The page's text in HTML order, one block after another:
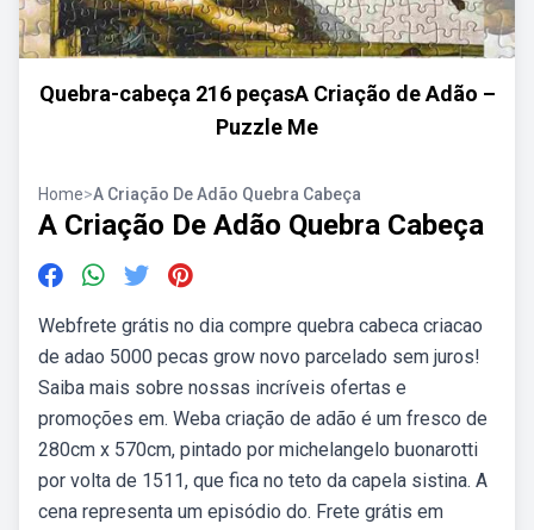
Quebra-cabeça 216 peçasA Criação de Adão –
Puzzle Me
Home>A Criação De Adão Quebra Cabeça
A Criação De Adão Quebra Cabeça
Webfrete grátis no dia compre quebra cabeca criacao
de adao 5000 pecas grow novo parcelado sem juros!
Saiba mais sobre nossas incríveis ofertas e
promoções em. Weba criação de adão é um fresco de
280cm x 570cm, pintado por michelangelo buonarotti
por volta de 1511, que fica no teto da capela sistina. A
cena representa um episódio do. Frete grátis em